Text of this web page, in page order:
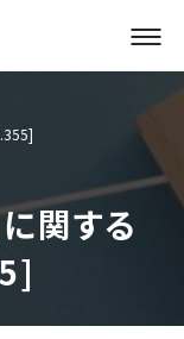
メ
ニ
開
く
関する